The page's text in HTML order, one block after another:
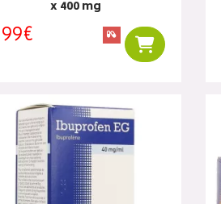
x 400 mg
Ajouter au